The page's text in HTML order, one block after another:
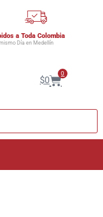
a Toda Colombia
Día en Medellín
$0
0